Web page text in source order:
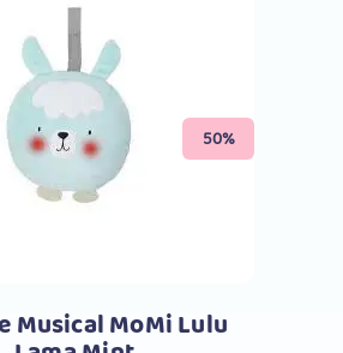
50%
Comprar
Musical MoMi Lulu